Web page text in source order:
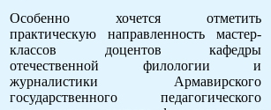
Особенно хочется отметить
практическую направленность мастер-
классов доцентов кафедры
отечественной филологии и
журналистики Армавирского
государственного педагогического